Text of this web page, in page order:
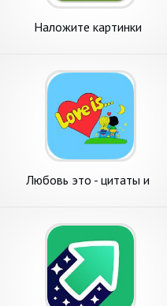
Наложите картинки
Любовь это - цитаты и